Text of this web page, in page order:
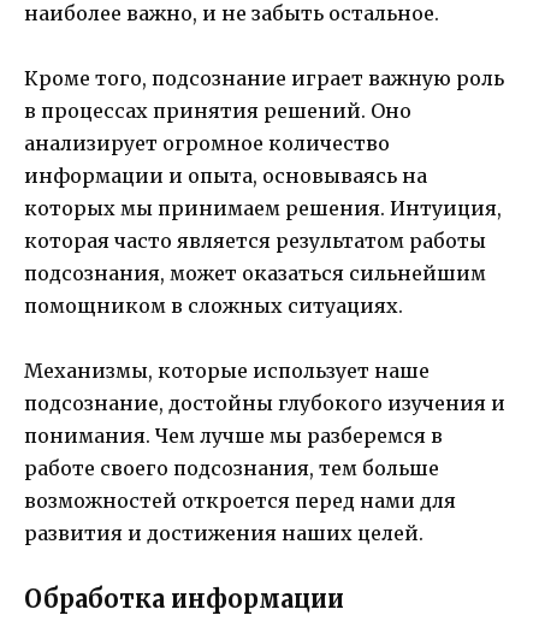
наиболее важно, и не забыть остальное.
Кроме того, подсознание играет важную роль
в процессах принятия решений. Оно
анализирует огромное количество
информации и опыта, основываясь на
которых мы принимаем решения. Интуиция,
которая часто является результатом работы
подсознания, может оказаться сильнейшим
помощником в сложных ситуациях.
Механизмы, которые использует наше
подсознание, достойны глубокого изучения и
понимания. Чем лучше мы разберемся в
работе своего подсознания, тем больше
возможностей откроется перед нами для
развития и достижения наших целей.
Обработка информации